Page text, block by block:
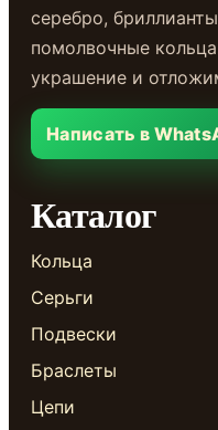
серебро,
помолвочные
украшение и
Написать в
Каталог
Кольца
Серьги
Подвески
Браслеты
Цепи